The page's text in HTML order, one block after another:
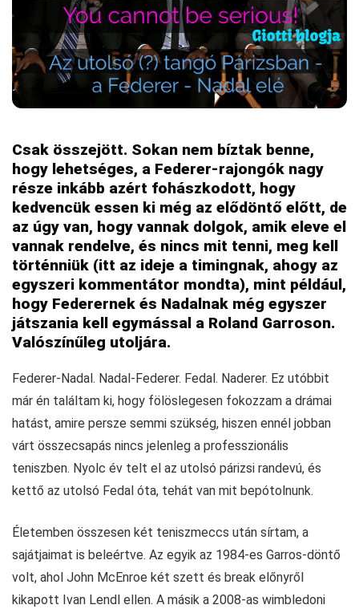
Csak összejött. Sokan nem bíztak benne,
hogy lehetséges, a Federer-rajongók nagy
része inkább azért fohászkodott, hogy
kedvencük essen ki még az elődöntő előtt, de
az úgy van, hogy vannak dolgok, amik eleve el
vannak rendelve, és nincs mit tenni, meg kell
történniük (itt az ideje a timingnak, ahogy az
egyszeri kommentátor mondta), mint például,
hogy Federernek és Nadalnak még egyszer
játszania kell egymással a Roland Garroson.
Valószínűleg utoljára.
Federer-Nadal. Nadal-Federer. Fedal. Naderer. Ez utóbbit
már én találtam ki, hogy fölöslegesen fokozzam a drámai
hatást, amire persze semmi szükség, hiszen ennél jobban
várt összecsapás nincs jelenleg a professzionális
teniszben. Nyolc év telt el az utolsó párizsi randevú, és
kettő az utolsó Fedal óta, tehát van mit bepótolnunk.
Életemben összesen két teniszmeccs után sírtam, a
sajátjaimat is beleértve. Az egyik az 1984-es Garros-döntő
volt, ahol John McEnroe két szett és break előnyről
kikapott Ivan Lendl ellen. A másik a 2008-as wimbledoni